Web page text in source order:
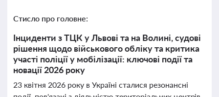
Стисло про головне:
Інциденти з ТЦК у Львові та на Волині, судові
рішення щодо військового обліку та критика
участі поліції у мобілізації: ключові події та
новації 2026 року
23 квітня 2026 року в Україні сталися резонансні